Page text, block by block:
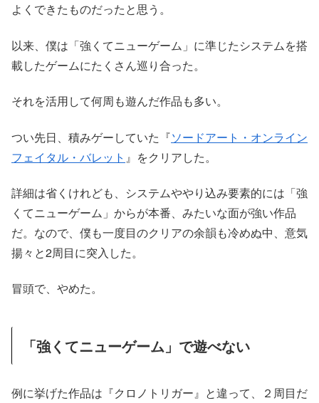
よくできたものだったと思う。
以来、僕は「強くてニューゲーム」に準じたシステムを搭
載したゲームにたくさん巡り合った。
それを活用して何周も遊んだ作品も多い。
つい先日、積みゲーしていた『ソードアート・オンライン
フェイタル・バレット 』をクリアした。
詳細は省くけれども、システムややり込み要素的には「強
くてニューゲーム」からが本番、みたいな面が強い作品
だ。なので、僕も一度目のクリアの余韻も冷めぬ中、意気
揚々と2周目に突入した。
冒頭で、やめた。
「強くてニューゲーム」で遊べない
例に挙げた作品は『クロノトリガー』と違って、２周目だ